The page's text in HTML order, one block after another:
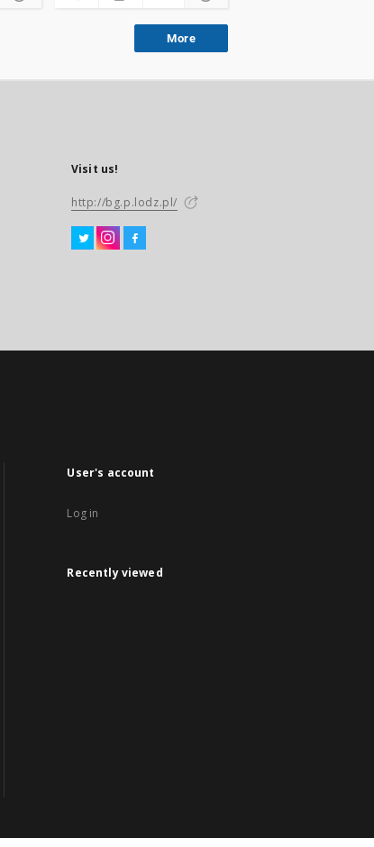
More
Visit us!
http://bg.p.lodz.pl/
User's account
Log in
Recently viewed